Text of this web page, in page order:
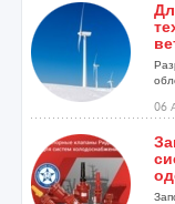
06